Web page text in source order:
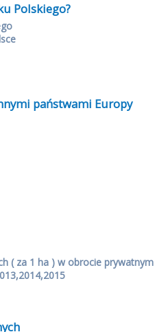
Polskiego?
państwami Europy
( za 1 ha ) w obrocie prywatnym